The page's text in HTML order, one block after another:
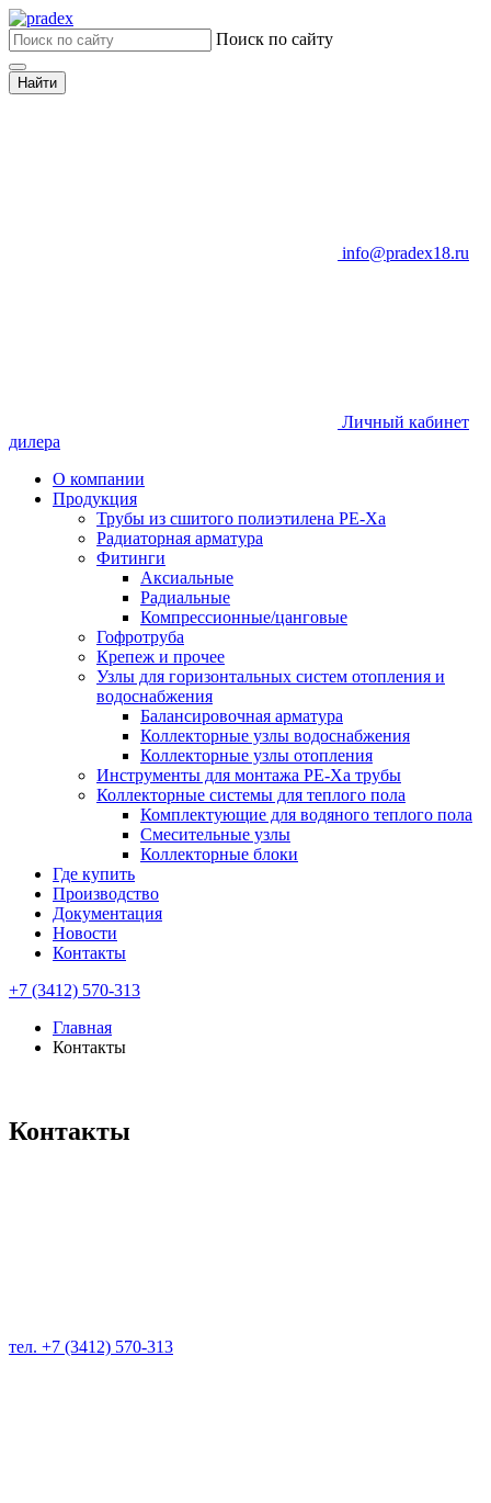
Поиск по сайту
Найти
info@pradex18.ru
Личный кабинет
дилера
О компании
Продукция
Трубы из сшитого полиэтилена PE-Xа
Радиаторная арматура
Фитинги
Аксиальные
Радиальные
Компрессионные/цанговые
Гофротруба
Крепеж и прочее
Узлы для горизонтальных систем отопления и
водоснабжения
Балансировочная арматура
Коллекторные узлы водоснабжения
Коллекторные узлы отопления
Инструменты для монтажа PE-Xа трубы
Коллекторные системы для теплого пола
Комплектующие для водяного теплого пола
Смесительные узлы
Коллекторные блоки
Где купить
Производство
Документация
Новости
Контакты
+7 (3412) 570-313
Главная
Контакты
Контакты
тел. +7 (3412) 570-313